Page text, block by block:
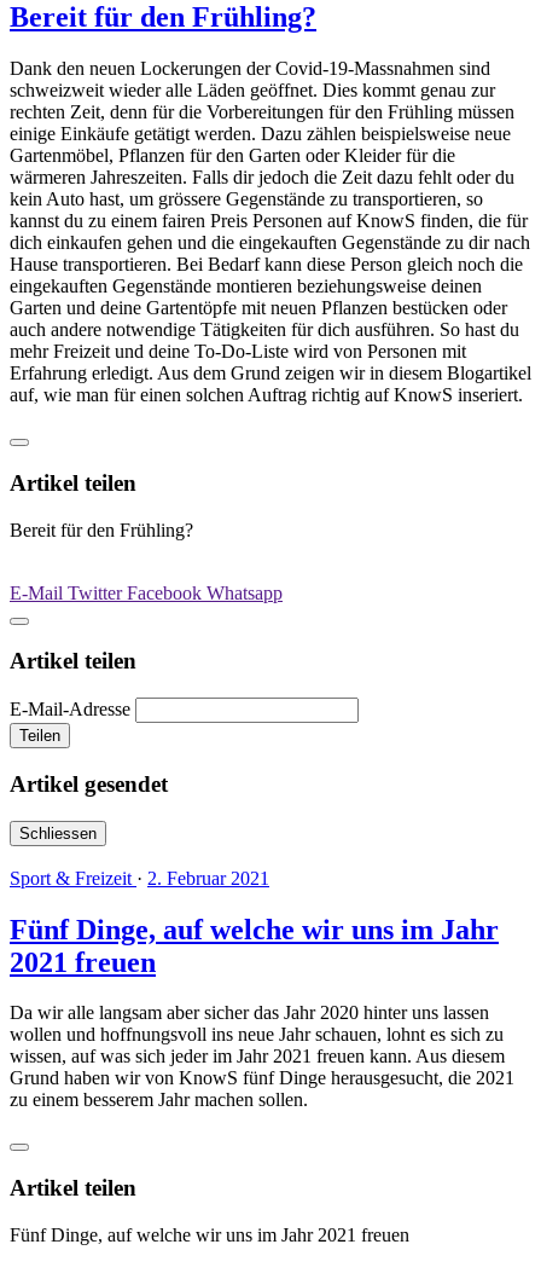
Bereit für den Frühling?
Dank den neuen Lockerungen der Covid-19-Massnahmen sind
schweizweit wieder alle Läden geöffnet. Dies kommt genau zur
rechten Zeit, denn für die Vorbereitungen für den Frühling müssen
einige Einkäufe getätigt werden. Dazu zählen beispielsweise neue
Gartenmöbel, Pflanzen für den Garten oder Kleider für die
wärmeren Jahreszeiten. Falls dir jedoch die Zeit dazu fehlt oder du
kein Auto hast, um grössere Gegenstände zu transportieren, so
kannst du zu einem fairen Preis Personen auf KnowS finden, die für
dich einkaufen gehen und die eingekauften Gegenstände zu dir nach
Hause transportieren. Bei Bedarf kann diese Person gleich noch die
eingekauften Gegenstände montieren beziehungsweise deinen
Garten und deine Gartentöpfe mit neuen Pflanzen bestücken oder
auch andere notwendige Tätigkeiten für dich ausführen. So hast du
mehr Freizeit und deine To-Do-Liste wird von Personen mit
Erfahrung erledigt. Aus dem Grund zeigen wir in diesem Blogartikel
auf, wie man für einen solchen Auftrag richtig auf KnowS inseriert.
Artikel teilen
Bereit für den Frühling?
E-Mail TwitterFacebook Whatsapp
Artikel teilen
E-Mail-Adresse
Teilen
Artikel gesendet
Schliessen
Sport & Freizeit · 2. Februar 2021
Fünf Dinge, auf welche wir uns im Jahr
2021 freuen
Da wir alle langsam aber sicher das Jahr 2020 hinter uns lassen
wollen und hoffnungsvoll ins neue Jahr schauen, lohnt es sich zu
wissen, auf was sich jeder im Jahr 2021 freuen kann. Aus diesem
Grund haben wir von KnowS fünf Dinge herausgesucht, die 2021
zu einem besserem Jahr machen sollen.
Artikel teilen
Fünf Dinge, auf welche wir uns im Jahr 2021 freuen